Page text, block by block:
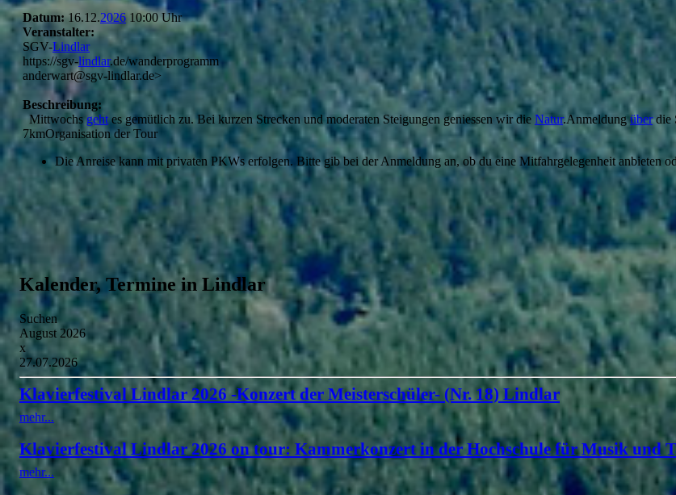
Datum:16.12.202610:00 Uhr
Veranstalter:
SGV-Lindlar
https://sgv-lindlar.de/wanderprogramm
anderwart@sgv-lindlar.de>
Beschreibung:
Mittwochsgehtes gemütlich zu. Bei kurzen Strecken und moderaten Steigungen geniessen wir die Natur.Anmeldungüberdie
7kmOrganisation der Tour
Die Anreise kann mit privaten PKWs erfolgen. Bitte gib bei der Anmeldung an, ob du eine Mitfahrgelegenheit anbieten
Kalender, Termine in Lindlar
Suchen
August 2026
x
27.07.2026
Klavierfestival Lindlar 2026 -Konzert der Meisterschüler- (Nr. 18) Lindlar
mehr...
Klavierfestival Lindlar 2026 on tour: Kammerkonzert in der Hochschule für Musik und
mehr...